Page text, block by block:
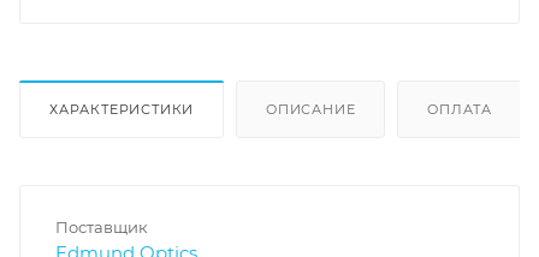
ХАРАКТЕРИСТИКИ ОПИСАНИЕ ОПЛАТА
Поставщик
Edmund Optics